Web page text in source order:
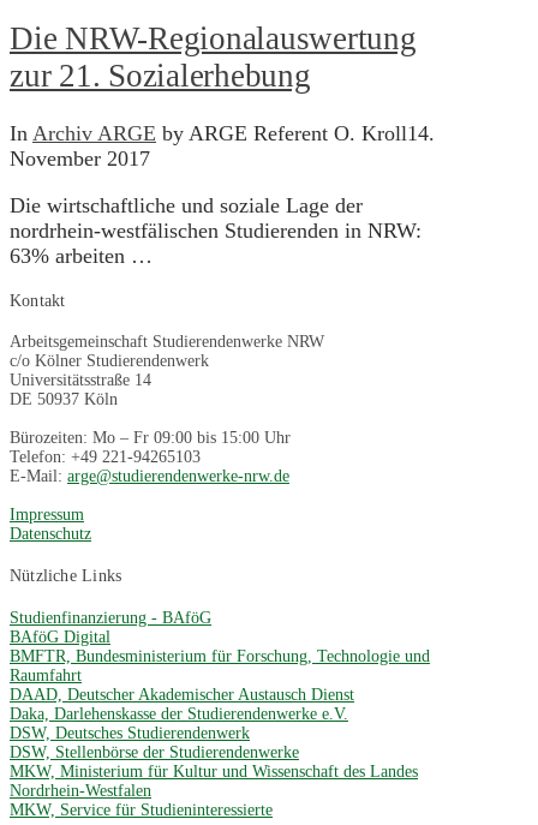
Die NRW-Regionalauswertung
zur 21. Sozialerhebung
In Archiv ARGE by ARGE Referent O. Kroll14.
November 2017
Die wirtschaftliche und soziale Lage der
nordrhein-westfälischen Studierenden in NRW:
63% arbeiten …
Kontakt
Arbeitsgemeinschaft Studierendenwerke NRW
c/o Kölner Studierendenwerk
Universitätsstraße 14
DE 50937 Köln
Bürozeiten: Mo – Fr 09:00 bis 15:00 Uhr
Telefon: +49 221-94265103
E-Mail: arge@studierendenwerke-nrw.de
Impressum
Datenschutz
Nützliche Links
Studienfinanzierung - BAföG
BAföG Digital
BMFTR, Bundesministerium für Forschung, Technologie und
Raumfahrt
DAAD, Deutscher Akademischer Austausch Dienst
Daka, Darlehenskasse der Studierendenwerke e.V.
DSW, Deutsches Studierendenwerk
DSW, Stellenbörse der Studierendenwerke
MKW, Ministerium für Kultur und Wissenschaft des Landes
Nordrhein-Westfalen
MKW, Service für Studieninteressierte